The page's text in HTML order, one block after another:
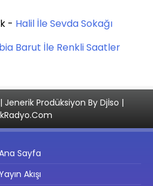
- Halil İle Sevda Sokağı
Barut İle Renkli Saatler
Prodüksiyon By Djİso |
Sayfa
Akışı